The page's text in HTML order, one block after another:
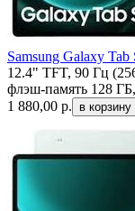
Samsung Galaxy
12.4" TFT, 90 Гц
флэш-память 128
1 880,00 р.